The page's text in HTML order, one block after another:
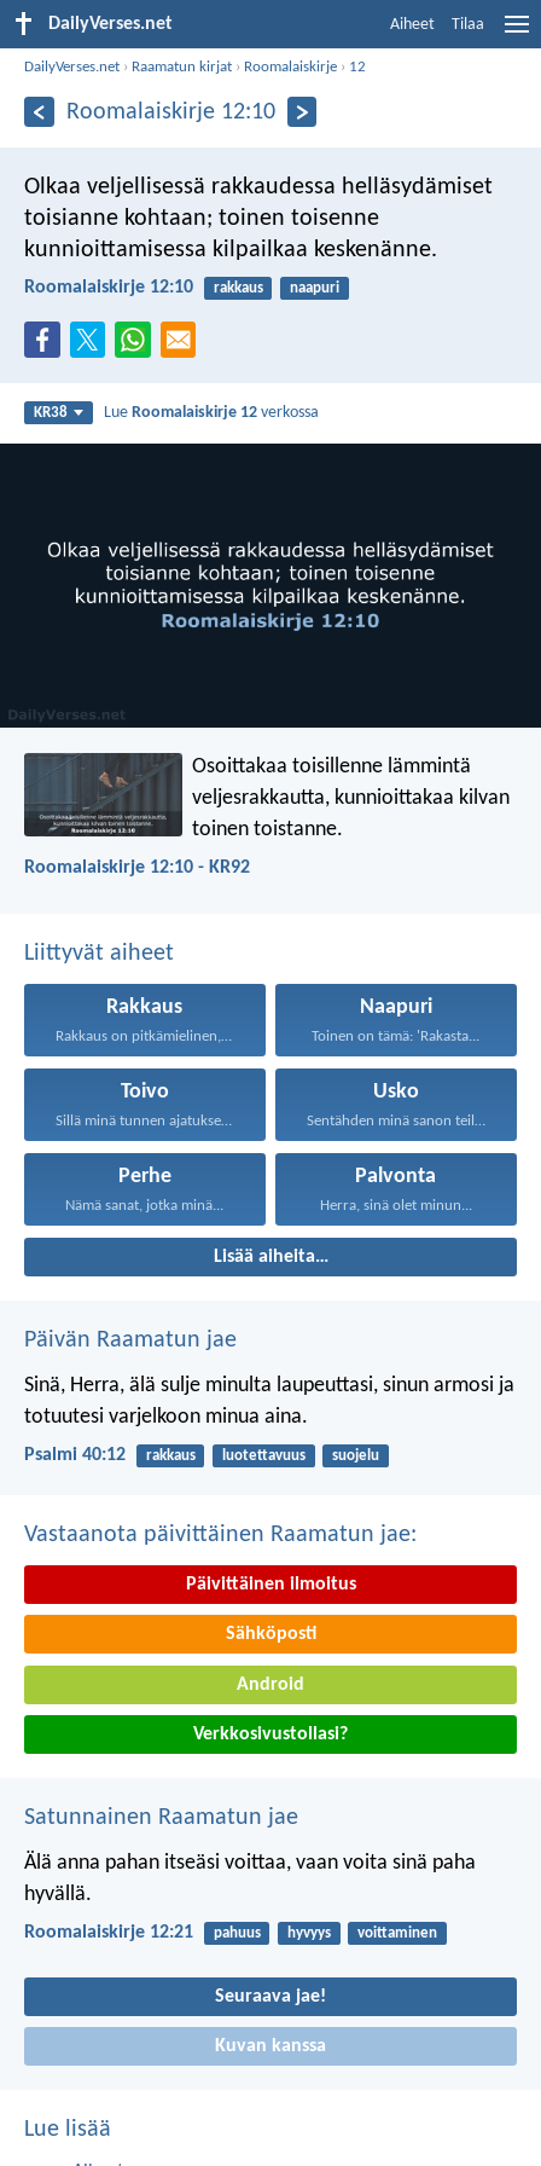
DailyVerses.net Aiheet Tilaa
DailyVerses.net › Raamatun kirjat › Roomalaiskirje › 12
Roomalaiskirje 12:10
Olkaa veljellisessä rakkaudessa helläsydämiset
toisianne kohtaan; toinen toisenne
kunnioittamisessa kilpailkaa keskenänne.
Roomalaiskirje 12:10 rakkaus naapuri
KR38 LueRoomalaiskirje 12 verkossa
Osoittakaa toisillenne lämmintä
veljesrakkautta, kunnioittakaa kilvan
toinen toistanne.
Roomalaiskirje 12:10 - KR92
Liittyvät aiheet
Rakkaus
Rakkaus on pitkämielinen, rakkaus...
Naapuri
Toinen on tämä: 'Rakasta...
Toivo
Sillä minä tunnen ajatukseni...
Usko
Sentähden minä sanon teille...
Perhe
Nämä sanat, jotka minä...
Palvonta
Herra, sinä olet minun...
Lisää aiheita…
Päivän Raamatun jae
Sinä, Herra, älä sulje minulta laupeuttasi, sinun armosi ja
totuutesi varjelkoon minua aina.
Psalmi 40:12 rakkaus luotettavuus suojelu
Vastaanota päivittäinen Raamatun jae:
Päivittäinen ilmoitus
Sähköposti
Android
Verkkosivustollasi?
Satunnainen Raamatun jae
Älä anna pahan itseäsi voittaa, vaan voita sinä paha
hyvällä.
Roomalaiskirje 12:21 pahuus hyvyys voittaminen
Seuraava jae!
Kuvan kanssa
Lue lisää